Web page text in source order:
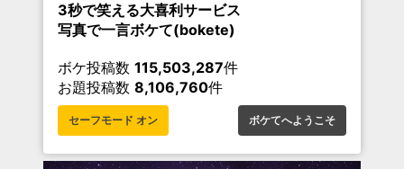
3秒で笑える大喜利サービス
写真で一言ボケて(bokete)
ボケ投稿数 115,503,287件
お題投稿数 8,106,760件
セーフモード オン ボケてへようこそ